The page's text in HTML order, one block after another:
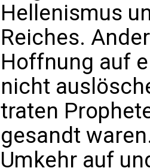
Hellenismus
Reiches.
Hoffnung auf
nicht
traten
gesandt
Umkehr auf